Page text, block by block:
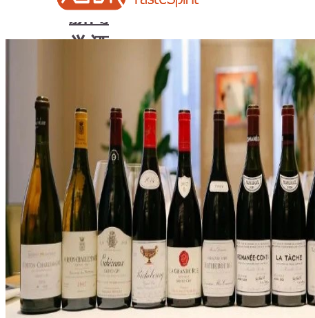
新闻
学酒
基础知识
品种
年份
酒具周边
投资收藏
留学教育
名庄
品鉴专栏
美食
学酒
基础知识
品种
年份
酒具周边
投资收藏
留学教育